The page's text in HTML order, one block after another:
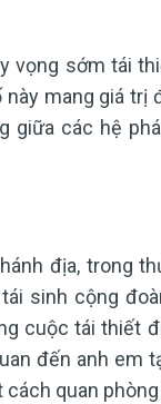
vọng sớm tái
mang giá trị
giữa các hệ
địa, trong
sinh cộng
cuộc tái thiết
đến anh em
quan